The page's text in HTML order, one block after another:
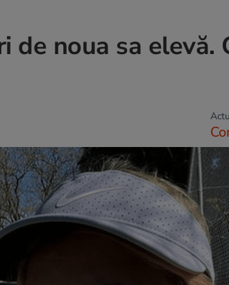
noua sa elevă.